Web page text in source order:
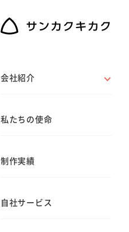
会社紹介
私たちの使命
制作実績
自社サービス